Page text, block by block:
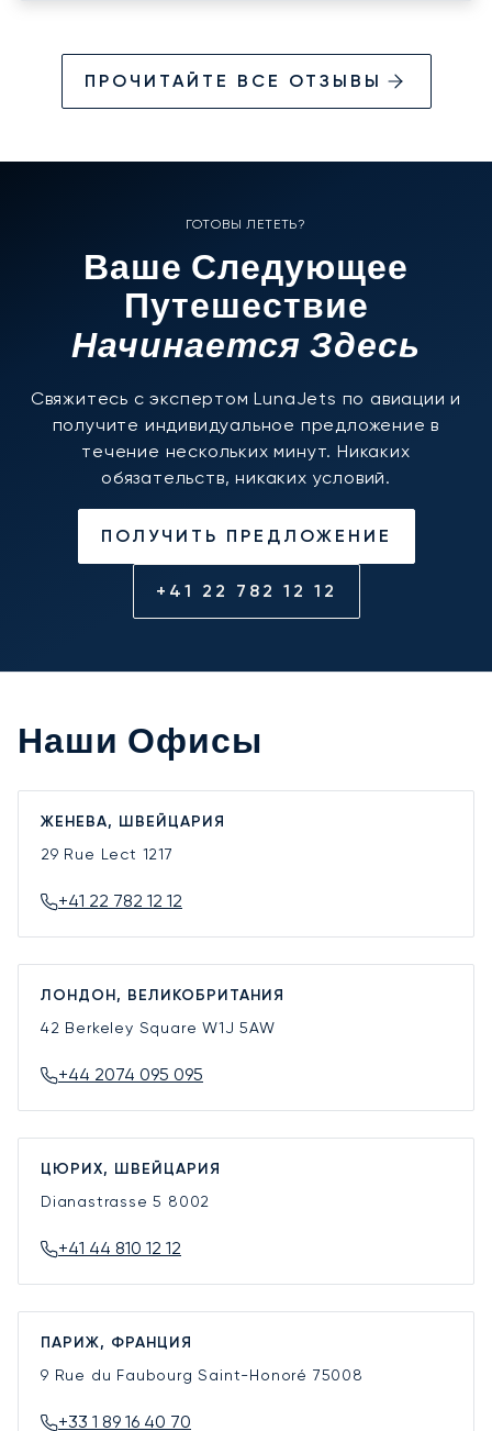
ПРОЧИТАЙТЕ ВСЕ ОТЗЫВЫ
ГОТОВЫ ЛЕТЕТЬ?
Ваше Следующее
Путешествие
Начинается Здесь
Свяжитесь с экспертом LunaJets по авиации и
получите индивидуальное предложение в
течение нескольких минут. Никаких
обязательств, никаких условий.
ПОЛУЧИТЬ ПРЕДЛОЖЕНИЕ
+41 22 782 12 12
Наши Офисы
ЖЕНЕВА, ШВЕЙЦАРИЯ
29 Rue Lect 1217
+41 22 782 12 12
ЛОНДОН, ВЕЛИКОБРИТАНИЯ
42 Berkeley SquareW1J 5AW
+44 2074 095 095
ЦЮРИХ, ШВЕЙЦАРИЯ
Dianastrasse 5 8002
+41 44 810 12 12
ПАРИЖ, ФРАНЦИЯ
9 Rue du Faubourg Saint-Honoré 75008
+33 1 89 16 40 70